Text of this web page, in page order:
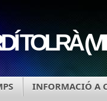
TOLRÀ
INFORMACIÓ A